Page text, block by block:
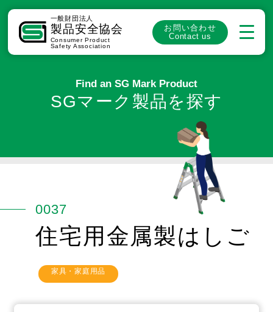
一般財団法人
製品安全協会
Consumer Product
Safety Association
お問い合わせ
Contact us
Find an SG Mark Product
SGマーク製品を探す
0037
住宅用金属製はしご
家具・家庭用品